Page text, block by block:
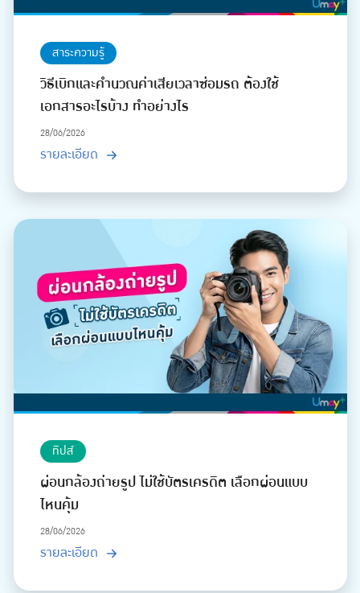
สาระความรู้
วิธีเบิกและคำนวณค่าเสียเวลาซ่อมรถ ต้องใช้
เอกสารอะไรบ้าง ทำอย่างไร
28/06/2026
รายละเอียด
ทิปส์
ผ่อนกล้องถ่ายรูป ไม่ใช้บัตรเครดิต เลือกผ่อนแบบ
ไหนคุ้ม
28/06/2026
รายละเอียด